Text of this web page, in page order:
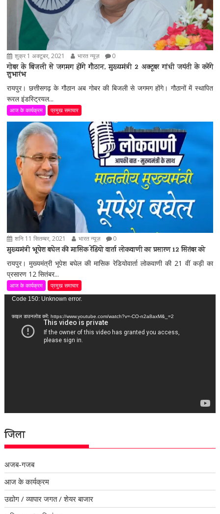
शुक्र 1 अक्टूबर, 2021 भारत न्यूज़ 0
गोबर के बिजली से जगमग होंगे गौठान, मुख्यमंत्री 2 अक्टूबर गांधी जयंती के करेंगे
शुभारंभ
रायपुर। छत्तीसगढ़ के गौठान अब गोबर की बिजली से जगमग होंगे। गौठानों में स्थापित
रूरल इंडस्ट्रियल...
आज के कार्यक्रम प्रमुख समाचार
शनि 11 सितम्बर, 2021 भारत न्यूज़ 0
मुख्यमंत्री भूपेश बघेल की मासिक रेडियो वार्ता लोकवाणी का प्रसारण 12 सितंबर को
रायपुर। मुख्यमंत्री भूपेश बघेल की मासिक रेडियोवार्ता लोकवाणी की 21 वीं कड़ी का
प्रसारण 12 सितंबर...
आज के कार्यक्रम प्रमुख समाचार
वीडियो
Code 150: Unknown error.
फ़ाइल डाउनलोड करें: https://www.youtube.com/watch?v=-CO-n2a8axM&_=2
जिला
अजब-गजब
आज के कार्यक्रम
उद्योग / व्यापार जगत / शेयर बाजार